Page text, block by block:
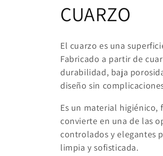
C
o
l
e
c
c
CUARZO
El cuarzo es una
Fabricado a partir de
durabilidad, baja
diseño sin
Es un material
convierte en una de las
controlados y elegantes
limpia y sofisticada.